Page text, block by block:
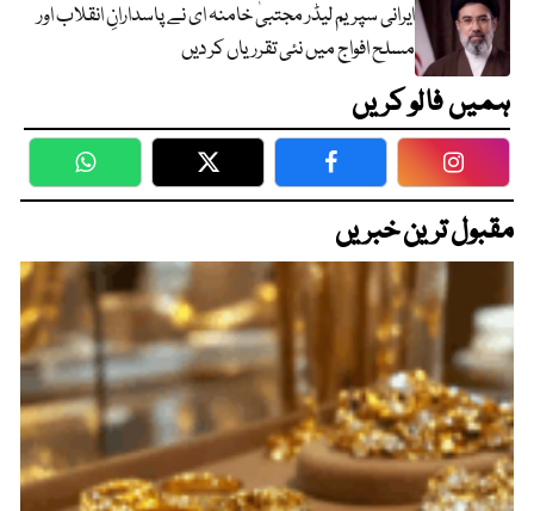
ایرانی سپریم لیڈر مجتبیٰ خامنہ ای نے پاسدارانِ انقلاب اور
مسلح افواج میں نئی تقرریاں کر دیں
ہمیں فالو کریں
WhatsApp Twitter Facebook
مقبول ترین خبریں